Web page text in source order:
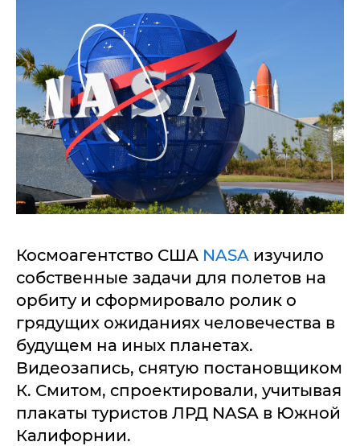
Космоагентство США NASA изучило
собственные задачи для полетов на
орбиту и сформировало ролик о
грядущих ожиданиях человечества в
будущем на иных планетах.
Видеозапись, снятую постановщиком
К. Смитом, спроектировали, учитывая
плакаты туристов ЛРД NASA в Южной
Калифорнии.